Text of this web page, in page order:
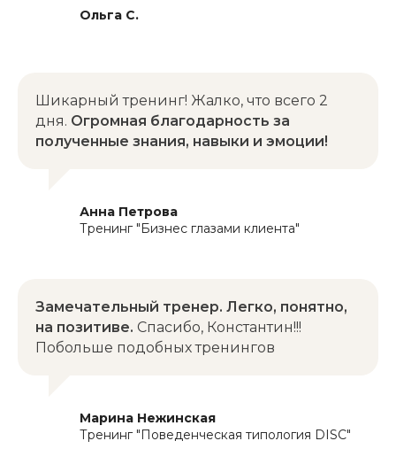
Ольга С.
Шикарный тренинг! Жалко, что всего 2
дня. Огромная благодарность за
полученные знания, навыки и эмоции!
Анна Петрова
Тренинг "Бизнес глазами клиента"
Замечательный тренер. Легко, понятно,
на позитиве. Спасибо, Константин!!!
Побольше подобных тренингов
Марина Нежинская
Тренинг "Поведенческая типология DISC"